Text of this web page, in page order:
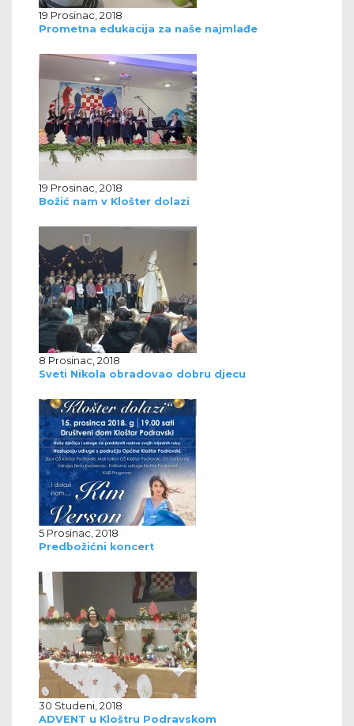
19 Prosinac, 2018
Prometna edukacija za naše najmlađe
19 Prosinac, 2018
Božić nam v Klošter dolazi
8 Prosinac, 2018
Sveti Nikola obradovao dobru djecu
5 Prosinac, 2018
Predbožićni koncert
30 Studeni, 2018
ADVENT u Kloštru Podravskom